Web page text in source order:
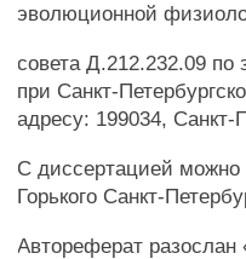
эволюционной
совета Д.212.232.09 по
при Санкт-
адресу: 199034, Санкт-
С диссертацией
Горького Санкт-
Автореферат разослан